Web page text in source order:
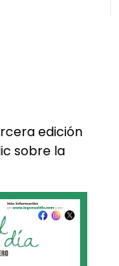
edición
sobre la